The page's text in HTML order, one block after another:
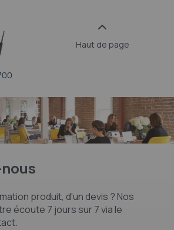
Haut de page
produit, d'un devis ? Nos
écoute 7 jours sur 7 via le